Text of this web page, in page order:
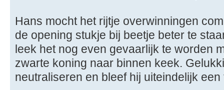
Hans mocht het rijtje overwinningen
de opening stukje bij beetje beter te
leek het nog even gevaarlijk te worden
zwarte koning naar binnen keek.
neutraliseren en bleef hij uiteindelijk een